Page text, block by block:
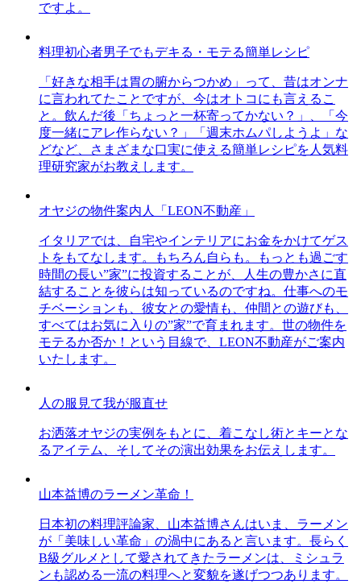
ですよ。
料理初心者男子でもデキる・モテる簡単レシピ
「好きな相手は胃の腑からつかめ」って、昔はオンナ
に言われてたことですが、今はオトコにも言えるこ
と。飲んだ後「ちょっと一杯寄ってかない？」、「今
度一緒にアレ作らない？」「週末ホムパしようよ」な
どなど、さまざまな口実に使える簡単レシピを人気料
理研究家がお教えします。
オヤジの物件案内人「LEON不動産」
イタリアでは、自宅やインテリアにお金をかけてゲス
トをもてなします。もちろん自らも。もっとも過ごす
時間の長い”家”に投資することが、人生の豊かさに直
結することを彼らは知っているのですね。仕事へのモ
チベーションも、彼女との愛情も、仲間との遊びも、
すべてはお気に入りの”家”で育まれます。世の物件を
モテるか否か！という目線で、LEON不動産がご案内
いたします。
人の服見て我が服直せ
お洒落オヤジの実例をもとに、着こなし術とキーとな
るアイテム、そしてその演出効果をお伝えします。
山本益博のラーメン革命！
日本初の料理評論家、山本益博さんはいま、ラーメン
が「美味しい革命」の渦中にあると言います。長らく
B級グルメとして愛されてきたラーメンは、ミシュラ
ンも認める一流の料理へと変貌を遂げつつあります。